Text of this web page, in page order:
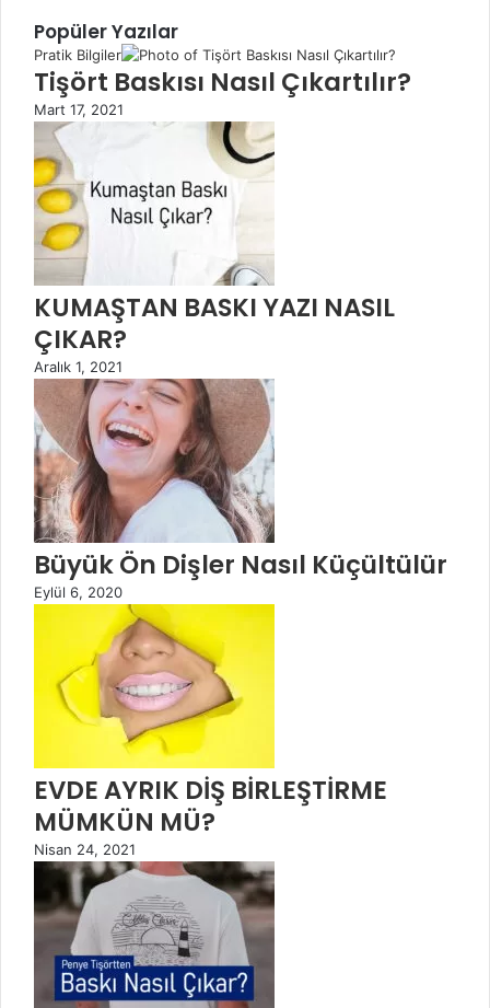
Popüler Yazılar
Pratik Bilgiler
Tişört Baskısı Nasıl Çıkartılır?
Mart 17, 2021
KUMAŞTAN BASKI YAZI NASIL
ÇIKAR?
Aralık 1, 2021
Büyük Ön Dişler Nasıl Küçültülür
Eylül 6, 2020
EVDE AYRIK DİŞ BİRLEŞTİRME
MÜMKÜN MÜ?
Nisan 24, 2021